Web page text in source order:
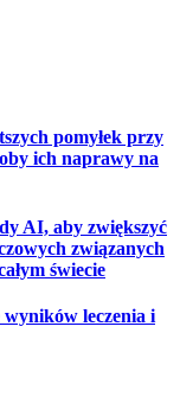
pomyłek przy
ich naprawy na
AI, aby zwiększyć
związanych
świecie
leczenia i